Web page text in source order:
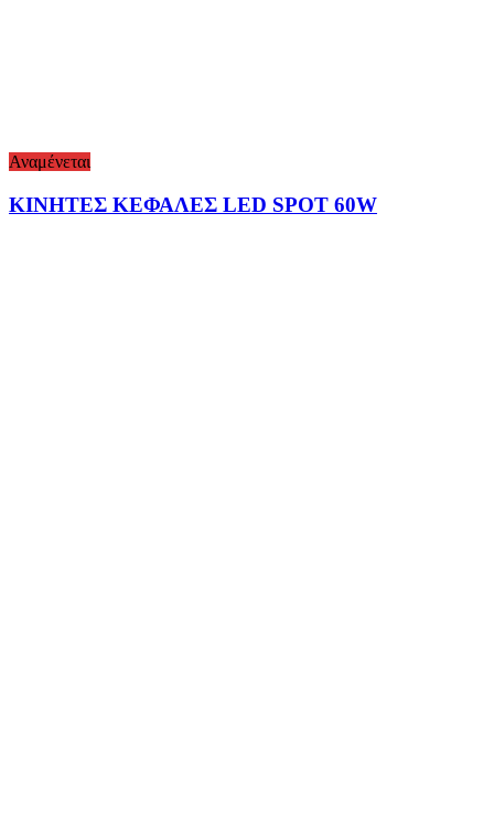
Αναμένεται
ΚΙΝΗΤΕΣ ΚΕΦΑΛΕΣ LED SPOT 60W